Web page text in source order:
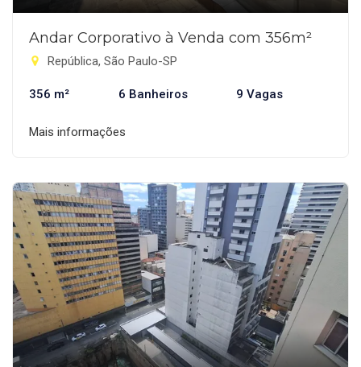
Andar Corporativo à Venda com 356m²
República, São Paulo-SP
356 m² 6 Banheiros 9 Vagas
Mais informações